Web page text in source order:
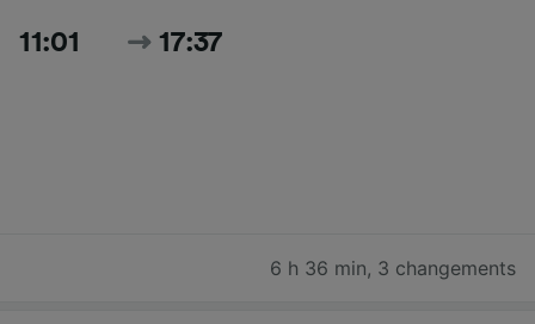
11:01 17:37
6 h 36 min, 3 changements